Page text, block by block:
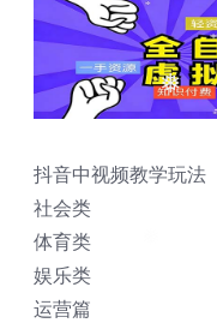
❅
抖音中视频教学玩法
社会类
体育类
娱乐类
运营篇